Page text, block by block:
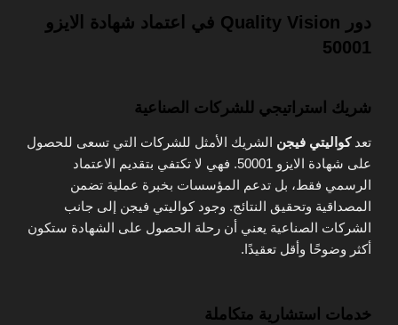
دور Quality Vision في اعتماد شهادة الايزو
50001
شريك استراتيجي للشركات الصناعية
تعدكواليتي فيجن الشريك الأمثل للشركات التي تسعى للحصول
على شهادة الايزو 50001. فهي لا تكتفي بتقديم الاعتماد
الرسمي فقط، بل تدعم المؤسسات بخبرة عملية تضمن
المصداقية وتحقيق النتائج. وجود كواليتي فيجن إلى جانب
الشركات الصناعية يعني أن رحلة الحصول على الشهادة ستكون
أكثر وضوحًا وأقل تعقيدًا.
خدمات استشارية متكاملة